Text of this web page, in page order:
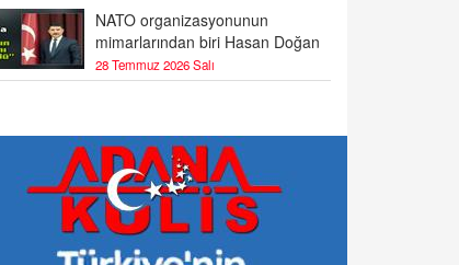
NATO organizasyonunun
mimarlarından biri Hasan Doğan
28 Temmuz 2026 Salı